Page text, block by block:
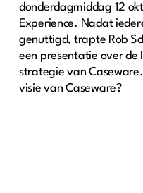
donderdagmiddag 12
Experience. Nadat
genuttigd, trapte Rob
een presentatie over de
strategie van
visie van Caseware?